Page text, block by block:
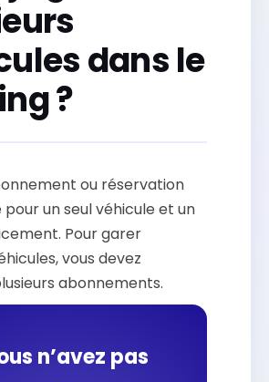
dans le
?
ou réservation
un seul véhicule et un
Pour garer
vous devez
abonnements.
n’avez pas